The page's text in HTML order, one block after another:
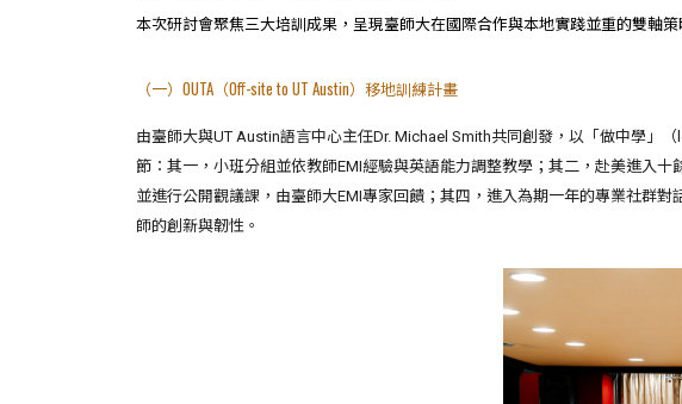
本次研討會聚焦三大培訓成果，呈現臺師大在國際合作與本地實踐並重的雙軸策
（一）OUTA（Off-site to UT Austin）移地訓練計畫
由臺師大與UT Austin語言中心主任Dr. Michael Smith共同創發，以「做中學」
節：其一，小班分組並依教師EMI經驗與英語能力調整教學；其二，赴美進入
並進行公開觀議課，由臺師大EMI專家回饋；其四，進入為期一年的專業社群
師的創新與韌性。